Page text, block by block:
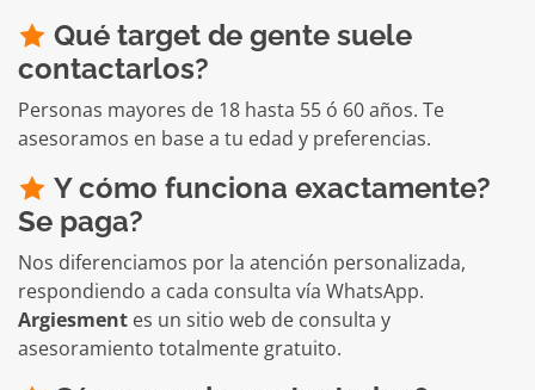
Qué target de gente suele
contactarlos?
Personas mayores de 18 hasta 55 ó 60 años. Te
asesoramos en base a tu edad y preferencias.
Y cómo funciona exactamente?
Se paga?
Nos diferenciamos por la atención personalizada,
respondiendo a cada consulta vía WhatsApp.
Argiesment es un sitio web de consulta y
asesoramiento totalmente gratuito.